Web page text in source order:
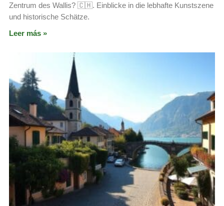
Zentrum des Wallis? 🇨🇭. Einblicke in die lebhafte Kunstszene
und historische Schätze.
Leer más »